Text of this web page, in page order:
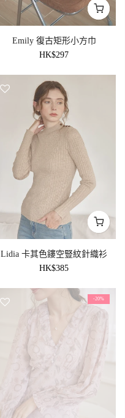
Emily 復古矩形小方巾
HK$297
Lidia 卡其色鏤空豎紋針織衫
HK$385
-20%